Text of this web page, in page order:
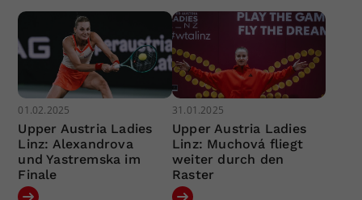
01.02.2025
Upper Austria Ladies
Linz: Alexandrova
und Yastremska im
Finale
31.01.2025
Upper Austria Ladies
Linz: Muchová fliegt
weiter durch den
Raster